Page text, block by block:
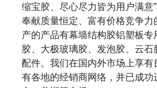
缩宝胶、尽心尽力皆为用户满意
奉献质量恒定、富有价格竞争力
产的产品有幕墙结构胶铝塑板
胶、大极玻璃胶、发泡胶、云
配件。我们在国内外市场上享有
有各地的经销商网络，并已成功